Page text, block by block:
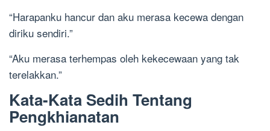
“Harapanku hancur dan aku merasa kecewa dengan
diriku sendiri.”
“Aku merasa terhempas oleh kekecewaan yang tak
terelakkan.”
Kata-Kata Sedih Tentang
Pengkhianatan